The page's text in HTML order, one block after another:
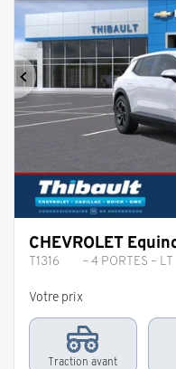
Précédent
CHEVROLET
T1316 – 4 PORTES – LT
Votre prix
Traction avant